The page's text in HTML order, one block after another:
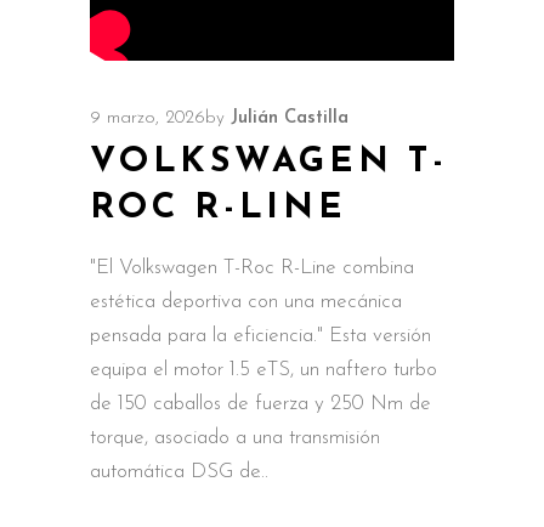
9 marzo, 2026 by Julián Castilla
VOLKSWAGEN T-
ROC R-LINE
"El Volkswagen T-Roc R-Line combina
estética deportiva con una mecánica
pensada para la eficiencia." Esta versión
equipa el motor 1.5 eTS, un naftero turbo
de 150 caballos de fuerza y 250 Nm de
torque, asociado a una transmisión
automática DSG de